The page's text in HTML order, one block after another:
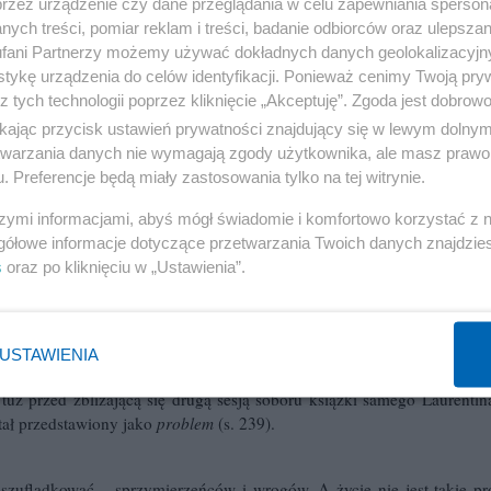
– zresztą trzeba pamiętać, że w sprawach moralnych był on
mnie pewien zawód. Przez całe studia teologiczne
o. Celestyna Napiórkowskiego. Generalnie obracałem się bardzo
– Maryja typem Kościoła). Ale gdy dobrze poznałem i
– zrozumienie tej dawnej. I ważnym pomostem na tej drodze
ks. Laurentina pt.
jakie zaszły w mariologii (a które potem w dużej mierze
największego przedstawiciela „minimalistów”, który zasłużył
przed zbliżającą się drugą sesją soboru książki samego
przedstawiony jako problem (s. 239).
treści, pomiar reklam i treści, badanie odbiorców oraz
Partnerzy możemy używać dokładnych danych
urządzenia do celów identyfikacji. Ponieważ cenimy Twoją
tych technologii poprzez kliknięcie „Akceptuję”. Zgoda jest
przycisk ustawień prywatności znajdujący się w lewym
danych nie wymagają zgody użytkownika, ale masz
Preferencje będą miały zastosowania tylko na tej witrynie.
informacjami, abyś mógł świadomie i komfortowo korzystać z
informacje dotyczące przetwarzania Twoich danych
oraz po kliknięciu w „Ustawienia”.
USTAWIENIA